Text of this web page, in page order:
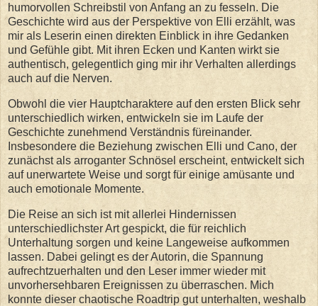
humorvollen Schreibstil von Anfang an zu fesseln. Die
Geschichte wird aus der Perspektive von Elli erzählt, was
mir als Leserin einen direkten Einblick in ihre Gedanken
und Gefühle gibt. Mit ihren Ecken und Kanten wirkt sie
authentisch, gelegentlich ging mir ihr Verhalten allerdings
auch auf die Nerven.
Obwohl die vier Hauptcharaktere auf den ersten Blick sehr
unterschiedlich wirken, entwickeln sie im Laufe der
Geschichte zunehmend Verständnis füreinander.
Insbesondere die Beziehung zwischen Elli und Cano, der
zunächst als arroganter Schnösel erscheint, entwickelt sich
auf unerwartete Weise und sorgt für einige amüsante und
auch emotionale Momente.
Die Reise an sich ist mit allerlei Hindernissen
unterschiedlichster Art gespickt, die für reichlich
Unterhaltung sorgen und keine Langeweise aufkommen
lassen. Dabei gelingt es der Autorin, die Spannung
aufrechtzuerhalten und den Leser immer wieder mit
unvorhersehbaren Ereignissen zu überraschen. Mich
konnte dieser chaotische Roadtrip gut unterhalten, weshalb